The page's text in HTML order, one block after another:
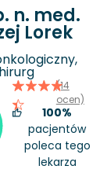
n. med.
Lorek
(14
ocen)
100%
pacjentów
poleca tego
lekarza